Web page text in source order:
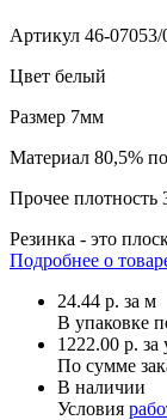
Артикул 46-07053/
Цвет белый
Размер 7мм
Материал 80,5%
Прочее плотность
Резинка - это
Подробнее о
24.44 р. за м
В упаковке
1222.00 р. за
По сумме
В наличии
Условия